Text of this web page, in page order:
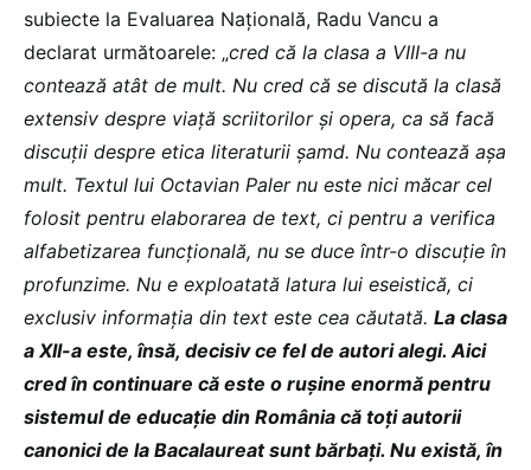
subiecte la Evaluarea Națională, Radu Vancu a
declarat următoarele: „cred că la clasa a VIII-a nu
contează atât de mult. Nu cred că se discută la clasă
extensiv despre viață scriitorilor și opera, ca să facă
discuții despre etica literaturii șamd. Nu contează așa
mult. Textul lui Octavian Paler nu este nici măcar cel
folosit pentru elaborarea de text, ci pentru a verifica
alfabetizarea funcțională, nu se duce într-o discuție în
profunzime. Nu e exploatată latura lui eseistică, ci
exclusiv informația din text este cea căutată. La clasa
a XII-a este, însă, decisiv ce fel de autori alegi. Aici
cred în continuare că este o rușine enormă pentru
sistemul de educație din România că toți autorii
canonici de la Bacalaureat sunt bărbați. Nu există, în